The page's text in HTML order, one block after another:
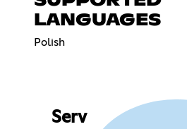
LANGUAGES
Polish
Serv